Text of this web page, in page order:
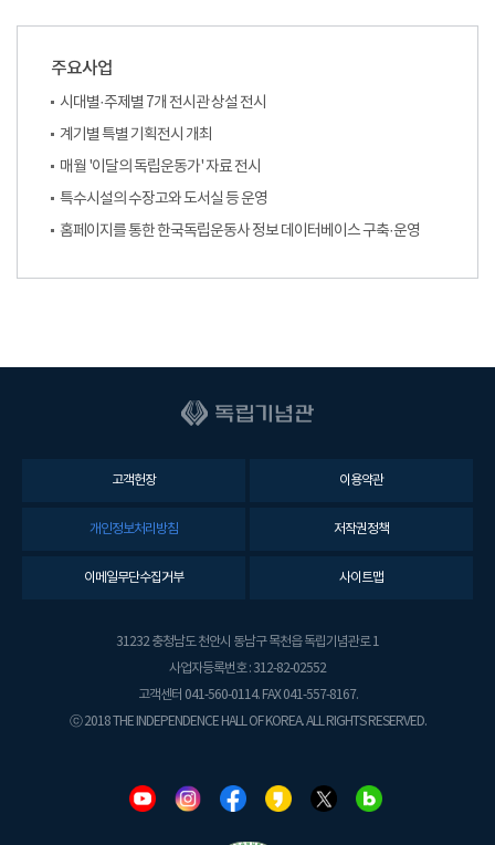
주요사업
시대별·주제별 7개 전시관 상설 전시
계기별 특별 기획전시 개최
매월 '이달의 독립운동가' 자료 전시
특수시설의 수장고와 도서실 등 운영
홈페이지를 통한 한국독립운동사 정보 데이터베이스 구축·운영
고객헌장 이용약관
개인정보처리방침 저작권정책
이메일무단수집거부 사이트맵
31232 충청남도 천안시 동남구 목천읍 독립기념관로 1
사업자등록번호 : 312-82-02552
고객센터 041-560-0114. FAX 041-557-8167.
ⓒ 2018 THE INDEPENDENCE HALL OF KOREA. ALL RIGHTS RESERVED.